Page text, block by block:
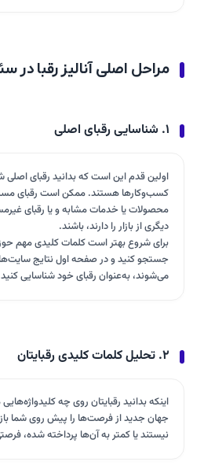
مراحل اصلی آنالیز رقبا در
۱. شناسایی رقبای اصلی
اولین قدم این است که بدانید رقبای اصلی
کسب‌وکارها هستند. ممکن است رقبای
محصولات یا خدمات مشابه و یا رقبای
دیگری از بازار را دارند، باشند.
برای شروع بهتر است کلمات کلیدی مهم
جستجو کنید و در صفحه اول نتایج
می‌شوند، به‌عنوان رقبای خود شناسایی
۲. تحلیل کلمات کلیدی رقبایتان
اینکه بدانید رقبایتان روی چه
جهان جدید از فرصت‌ها را پیش روی شما
نیستند یا کمتر به آن‌ها پرداخته شده،